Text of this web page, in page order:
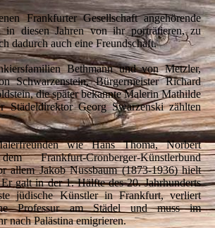
Frankfurter Gesellschaft angehörende
in diesen Jahren von ihr porträtieren, zu
dadurch auch eine Freundschaft.
Bethmann und von Metzler,
Schwarzenstein, Bürgermeister Richard
die später bekannte Malerin Mathilde
Städeldirektor Georg Swarzenski zählten
wie Hans Thoma, Norbert
Frankfurt-Cronberger-Künstlerbund
allem Jakob Nussbaum (1873-1936) hielt
galt in der 1. Hälfte des 20. Jahrhunderts
jüdische Künstler in Frankfurt, verliert
Professur am Städel und muss im
nach Palästina emigrieren.